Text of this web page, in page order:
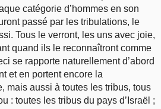
catégorie d’hommes en son
passé par les tribulations, le
Tous le verront, les uns avec joie,
quand ils le reconnaîtront comme
se rapporte naturellement d’abord
et en portent encore la
mais aussi à toutes les tribus, tous
: toutes les tribus du pays d’Israël ;